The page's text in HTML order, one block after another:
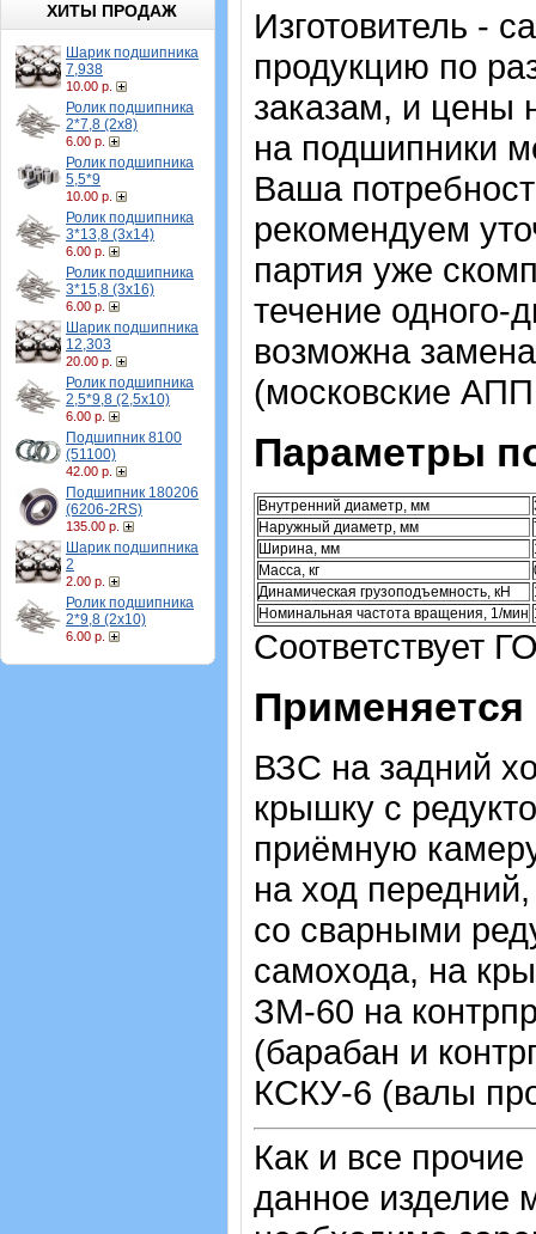
ХИТЫ ПРОДАЖ
Шарик подшипника
7,938
10.00 р.
Ролик подшипника
2*7,8 (2х8)
6.00 р.
Ролик подшипника
5,5*9
10.00 р.
Ролик подшипника
3*13,8 (3х14)
6.00 р.
Ролик подшипника
3*15,8 (3х16)
6.00 р.
Шарик подшипника
12,303
20.00 р.
Ролик подшипника
2,5*9,8 (2,5х10)
6.00 р.
Подшипник 8100
(51100)
42.00 р.
Подшипник 180206
(6206-2RS)
135.00 р.
Шарик подшипника
2
2.00 р.
Ролик подшипника
2*9,8 (2х10)
6.00 р.
Изготовитель -
продукцию по
заказам, и цены
на подшипники
Ваша
рекомендуем
партия уже
течение одного-
возможна
(московские
Параметры
Внутренний диаметр, мм
Наружный диаметр, мм
Ширина, мм
Масса, кг
Динамическая грузоподъемность, кН
Номинальная частота вращения, 1/мин
Соответствует
ВЗС на задний
крышку с
приёмную
на ход
со сварными
самохода, на
ЗМ-60 на
(барабан и
КСКУ-6 (валы
Как и все
данное изделие